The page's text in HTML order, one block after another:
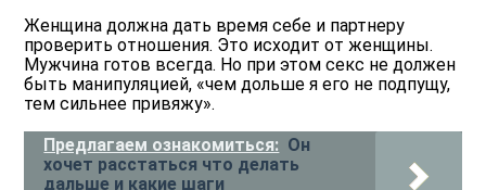
Женщина должна дать время себе и партнеру
проверить отношения. Это исходит от женщины.
Мужчина готов всегда. Но при этом секс не должен
быть манипуляцией, «чем дольше я его не подпущу,
тем сильнее привяжу».
Предлагаем ознакомиться: Он
хочет расстаться что делать
дальше и какие шаги